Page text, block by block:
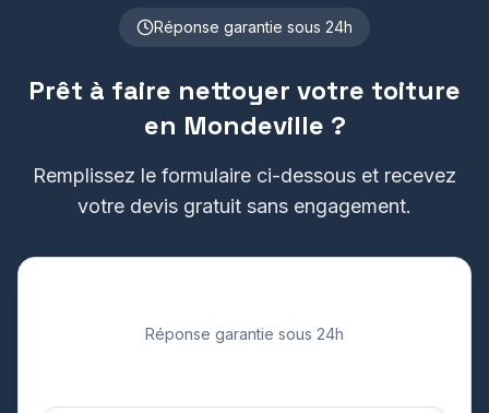
Réponse garantie sous 24h
Prêt à faire nettoyer votre toiture
en Mondeville ?
Remplissez le formulaire ci-dessous et recevez
votre devis gratuit sans engagement.
Réponse garantie sous 24h